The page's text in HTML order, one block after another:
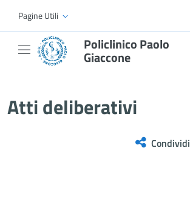
Skip to Main Content
Pagine Utili
Policlinico Paolo
Giaccone
Atti deliberativi
Condividi